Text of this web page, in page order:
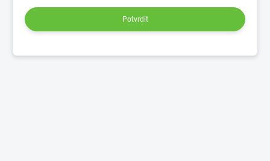
Potvrdit